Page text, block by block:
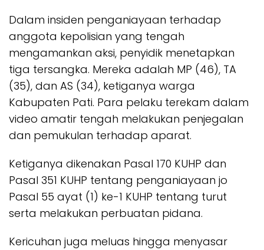
Dalam insiden penganiayaan terhadap
anggota kepolisian yang tengah
mengamankan aksi, penyidik menetapkan
tiga tersangka. Mereka adalah MP (46), TA
(35), dan AS (34), ketiganya warga
Kabupaten Pati. Para pelaku terekam dalam
video amatir tengah melakukan penjegalan
dan pemukulan terhadap aparat.
Ketiganya dikenakan Pasal 170 KUHP dan
Pasal 351 KUHP tentang penganiayaan jo
Pasal 55 ayat (1) ke-1 KUHP tentang turut
serta melakukan perbuatan pidana.
Kericuhan juga meluas hingga menyasar